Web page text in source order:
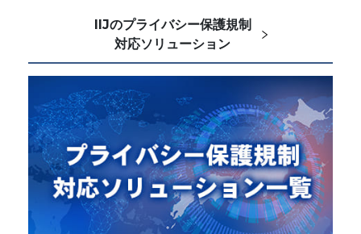
IIJのプライバシー保護規制
対応ソリューション